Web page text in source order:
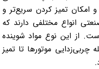
امکان تمیز کردن سریع‌تر و
انواع مختلفی دارند که
از این نوع مواد شوینده
موتور‌ها تا تمیز